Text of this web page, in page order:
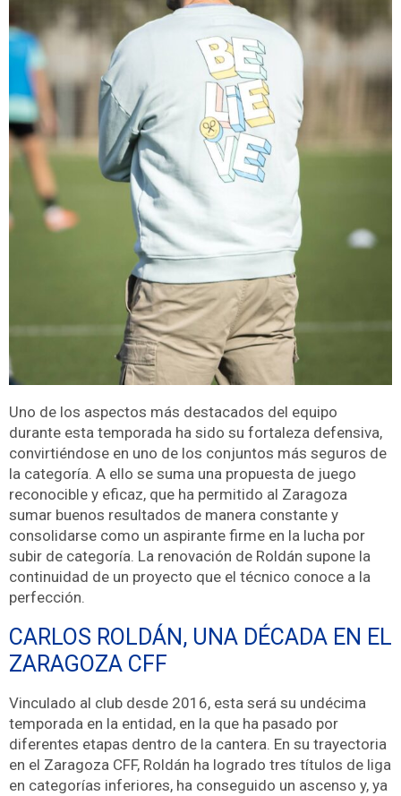
Uno de los aspectos más destacados del equipo
durante esta temporada ha sido su fortaleza defensiva,
convirtiéndose en uno de los conjuntos más seguros de
la categoría. A ello se suma una propuesta de juego
reconocible y eficaz, que ha permitido al Zaragoza
sumar buenos resultados de manera constante y
consolidarse como un aspirante firme en la lucha por
subir de categoría. La renovación de Roldán supone la
continuidad de un proyecto que el técnico conoce a la
perfección.
CARLOS ROLDÁN, UNA DÉCADA EN EL
ZARAGOZA CFF
Vinculado al club desde 2016, esta será su undécima
temporada en la entidad, en la que ha pasado por
diferentes etapas dentro de la cantera. En su trayectoria
en el Zaragoza CFF, Roldán ha logrado tres títulos de liga
en categorías inferiores, ha conseguido un ascenso y, ya